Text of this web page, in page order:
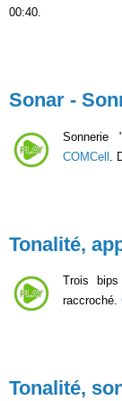
00:40.
Sonar -
Sonnerie
COMCell .
Tonalité,
Trois
raccroché.
Tonalité,